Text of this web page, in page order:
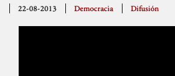
22-08-2013 Democracia Difusión